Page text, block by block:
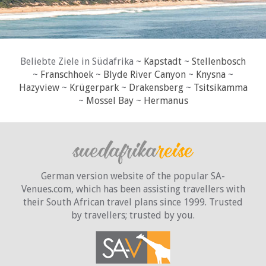
available.
Beliebte Ziele in Südafrika ~ Kapstadt ~ Stellenbosch
~ Franschhoek ~ Blyde River Canyon ~ Knysna ~
Hazyview~ Krügerpark~ Drakensberg~ Tsitsikamma
~ Mossel Bay~ Hermanus
German version website of the popular SA-
Venues.com, which has been assisting travellers with
their South African travel plans since 1999. Trusted
by travellers; trusted by you.